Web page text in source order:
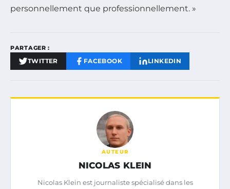
personnellement que professionnellement. »
PARTAGER :
TWITTER FACEBOOK LINKEDIN
AUTEUR
NICOLAS KLEIN
Nicolas Klein est journaliste spécialisé dans les